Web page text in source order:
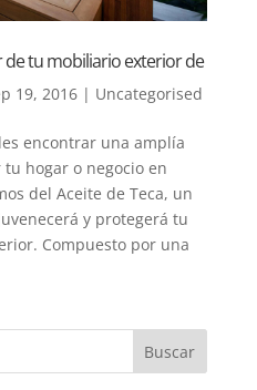
de tu mobiliario exterior de
19, 2016| Uncategorised
encontrar una amplía
hogar o negocio en
del Aceite de Teca, un
y protegerá tu
Compuesto por una